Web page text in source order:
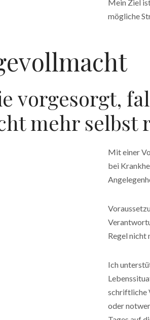
Mein Ziel
mögliche
vorgesorgt,
mehr selbst
Mit einer
bei
Regel nicht
Ich
schriftliche
oder